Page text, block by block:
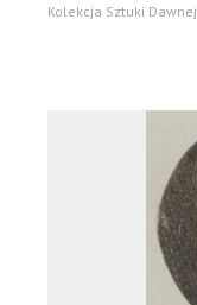
Kolekcja Sztuki Dawnej